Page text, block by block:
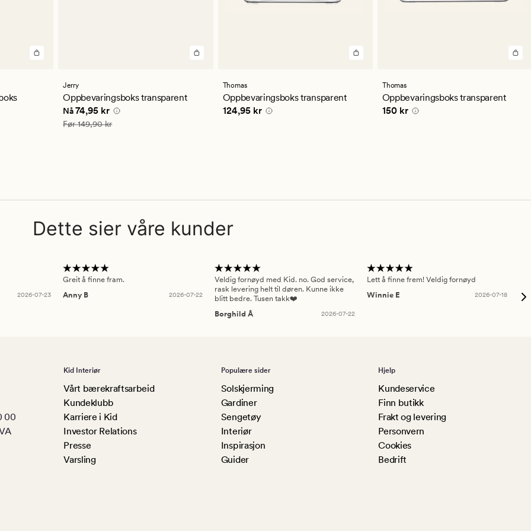
Jerry
Oppbevaringsboks transparent
Nåværende pris
Nå 74,95 kr
Vanlig pris 149,90 kr
Før149,90 kr
Thomas
Oppbevaringsboks transparent
Pris 124,95 kr
124,95 kr
Thomas
Oppbevaringsboks transparent
Pris 150 kr
150 kr
Dette sier våre kunder
2026-07-23
Greit å finne fram.
Anny B
2026-07-22
Veldig fornøyd med Kid. no. God service,
rask levering helt til døren. Kunne ikke
blitt bedre. Tusen takk❤️
Borghild Å
2026-07-22
Lett å finne frem! Veldig fornøyd
Winnie E
2026-07-18
00
Kid Interiør
Vårt bærekraftsarbeid
Kundeklubb
Karriere i Kid
Investor Relations
Presse
Varsling
Populære sider
Solskjerming
Gardiner
Sengetøy
Interiør
Inspirasjon
Guider
Hjelp
Kundeservice
Finn butikk
Frakt og levering
Personvern
Cookies
Bedrift